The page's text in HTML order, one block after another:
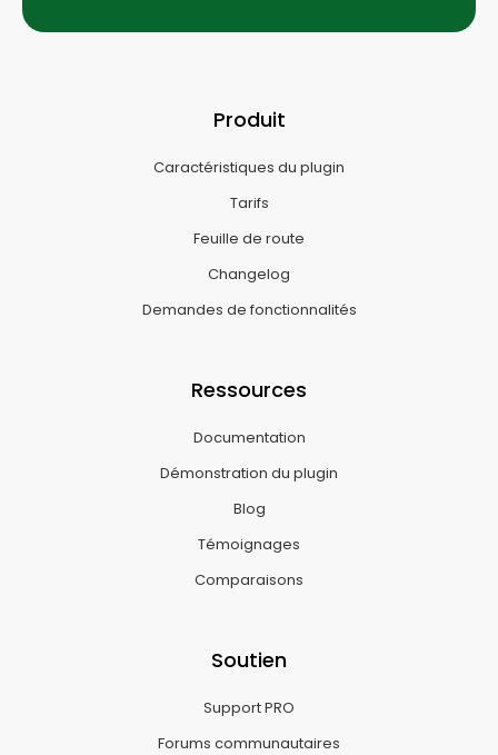
Produit
Caractéristiques du plugin
Tarifs
Feuille de route
Changelog
Demandes de fonctionnalités
Ressources
Documentation
Démonstration du plugin
Blog
Témoignages
Comparaisons
Soutien
Support PRO
Forums communautaires